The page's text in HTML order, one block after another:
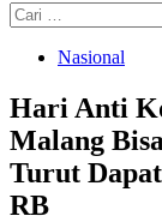
Cari
untuk:
Nasional
Hari Anti
Malang
Turut
RB